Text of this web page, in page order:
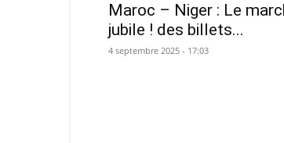
Maroc – Niger : Le
jubile ! des billets...
4 septembre 2025 - 17:03